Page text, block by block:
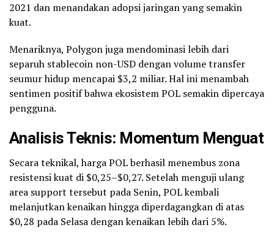
2021 dan menandakan adopsi jaringan yang semakin
kuat.
Menariknya, Polygon juga mendominasi lebih dari
separuh stablecoin non-USD dengan volume transfer
seumur hidup mencapai $3,2 miliar. Hal ini menambah
sentimen positif bahwa ekosistem POL semakin dipercaya
pengguna.
Analisis Teknis: Momentum Menguat
Secara teknikal, harga POL berhasil menembus zona
resistensi kuat di $0,25–$0,27. Setelah menguji ulang
area support tersebut pada Senin, POL kembali
melanjutkan kenaikan hingga diperdagangkan di atas
$0,28 pada Selasa dengan kenaikan lebih dari 5%.